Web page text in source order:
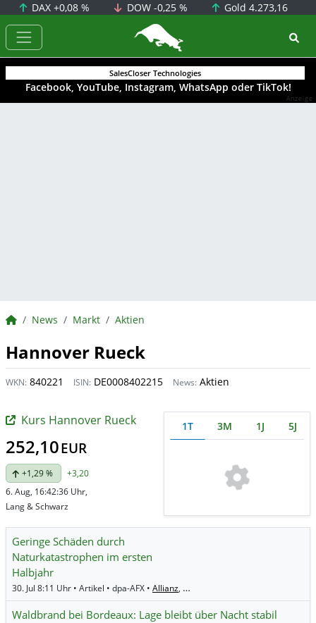
DAX+0,08 % DOW -0,25 % Gold4.273,16
BörsenNEWS.de
SalesCloser Technologies
Facebook, YouTube, Instagram, WhatsApp oder TikTok!
Anzeige
BörsenNEWS.de
News Markt Aktien
Hannover Rueck
WKN: 840221 ISIN: DE0008402215 News: Aktien
Kurs Hannover Rueck
252,10EUR
+1,29 %
+3,20
6. Aug, 16:42:36 Uhr,
Lang & Schwarz
1T 3M 1J 5J
Geringe Schäden durch
Naturkatastrophen im ersten
Halbjahr
30. Jul 8:11 Uhr • Artikel • dpa-AFX • Allianz, Münchener Rück
Waldbrand bei Bordeaux: Lage bleibt über Nacht stabil